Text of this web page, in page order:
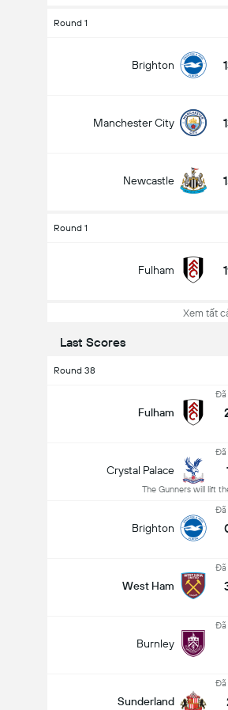
Round 1
Brighton
Manchester City
Newcastle
Round 1
Fulham
Xem tất
Last Scores
Round 38
Fulham
Đã
Crystal Palace
Đã
The Gunners will lift
Brighton
Đã
West Ham
Đã
Burnley
Đã
Sunderland
Đã